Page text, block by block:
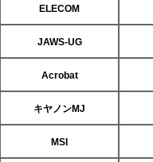
ELECOM
JAWS-UG
Acrobat
キヤノンMJ
MSI